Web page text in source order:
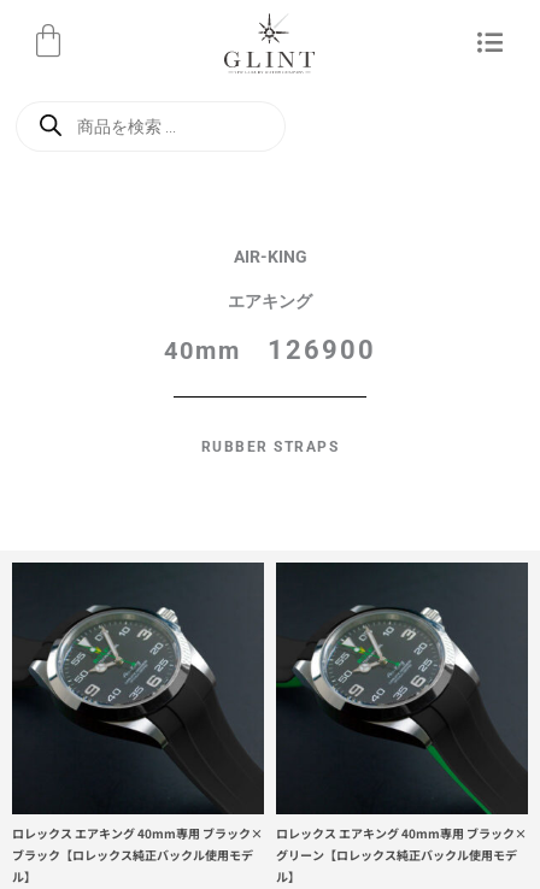
AIR-KING
エアキング
40mm 126900
RUBBER STRAPS
ロレックス エアキング 40mm専用 ブラック×
ブラック【ロレックス純正バックル使用モデ
ル】
ロレックス エアキング 40mm専用 ブラック×
グリーン【ロレックス純正バックル使用モデ
ル】